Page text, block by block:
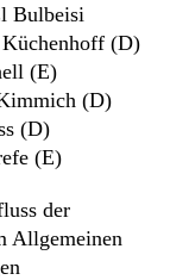
Bulbeisi
(D)
(E)
(D)
(D)
(E)
der
Allgemeinen